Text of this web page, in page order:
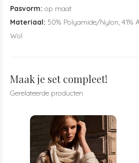
Pasvorm: op maat
Materiaal: 50% Polyamide/Nylon, 41%
Wol
Maak je set compleet!
Gerelateerde producten